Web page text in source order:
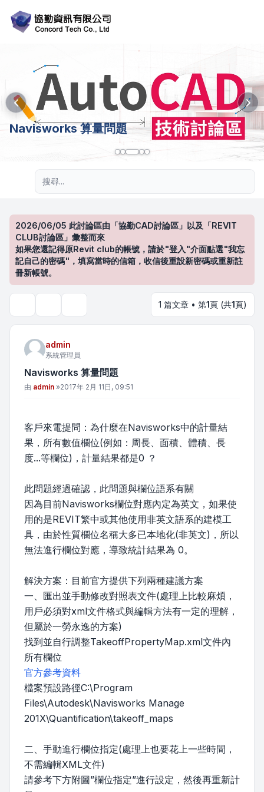
Navisworks 算量問題
2026/06/05 此討論區由「協勤CAD討論區」以及「REVIT
CLUB討論區」彙整而來
如果您還記得原Revit club的帳號，請於"登入"介面點選"我忘
記自己的密碼"，填寫當時的信箱，收信後重設新密碼或重新註
冊新帳號。
1 篇文章 • 第1頁 (共1頁)
admin
系統管理員
Navisworks 算量問題
文章
由 admin »2017年 2月 11日, 09:51
客戶來電提問：為什麼在Navisworks中的計量結
果，所有數值欄位(例如：周長、面積、體積、長
度...等欄位)，計量結果都是0 ？
此問題經過確認，此問題與欄位語系有關
因為目前Navisworks欄位對應內定為英文，如果使
用的是REVIT繁中或其他使用非英文語系的建模工
具，由於性質欄位名稱大多已本地化(非英文)，所以
無法進行欄位對應，導致統計結果為 0。
解決方案：目前官方提供下列兩種建議方案
一、匯出並手動修改對照表文件(處理上比較麻煩，
用戶必須對xml文件格式與編輯方法有一定的理解，
但屬於一勞永逸的方案)
找到並自行調整TakeoffPropertyMap.xml文件內
所有欄位
官方參考資料
檔案預設路徑C:\Program
Files\Autodesk\Navisworks Manage
201X\Quantification\takeoff_maps
二、手動進行欄位指定(處理上也要花上一些時間，
不需編輯XML文件)
請參考下方附圖”欄位指定”進行設定，然後再重新計